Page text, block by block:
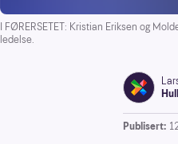
I FØRERSETET: Kristian Eriksen og
ledelse.
Publisert: